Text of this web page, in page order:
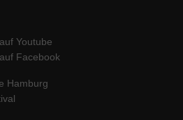
Youtube
Facebook
Hamburg